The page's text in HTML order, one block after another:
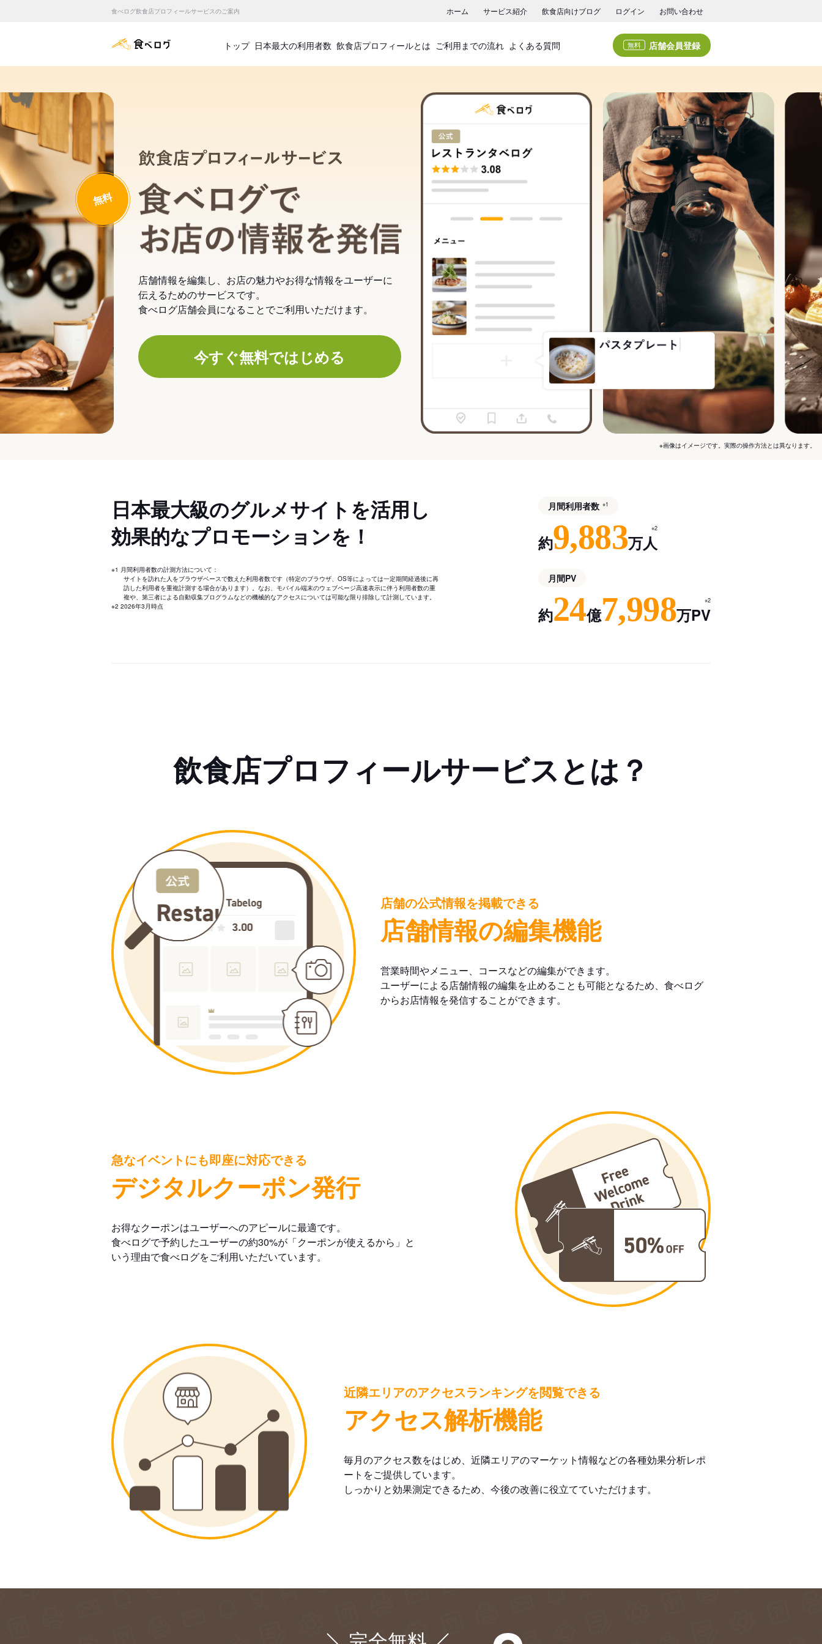
食べログ飲食店プロフィールサービスのご案内 ホーム サービス紹介 飲食店向けブログ ログイン お問い合わせ
食べログ店舗管理画面
トップ 日本最大の利用者数 飲食店プロフィールとは ご利用までの流れ よくある質問 無料 店舗会員登録
飲食店プロフィールサービス
食べログでお店の情報を発信
無料
店舗情報を編集し、お店の魅力やお得な情報をユーザーに
伝えるためのサービスです。
食べログ店舗会員になることでご利用いただけます。
今すぐ無料ではじめる
※画像はイメージです。実際の操作方法とは異なります。
日本最大級のグルメサイトを活用し
効果的なプロモーションを！
※1 月間利用者数の計測方法について：
サイトを訪れた人をブラウザベースで数えた利用者数です（特定のブラウザ、OS等によっては一定期間経過後に再
訪した利用者を重複計測する場合があります）。なお、モバイル端末のウェブページ高速表示に伴う利用者数の重
複や、第三者による自動収集プログラムなどの機械的なアクセスについては可能な限り排除して計測しています。
※2 2026年3月時点
月間利用者数 ※1
約9,883万人
※2
月間PV
約24億7,998万PV
※2
飲食店プロフィールサービスとは？
店舗の公式情報を掲載できる
店舗情報の編集機能
営業時間やメニュー、コースなどの編集ができます。
ユーザーによる店舗情報の編集を止めることも可能となるため、食べログ
からお店情報を発信することができます。
急なイベントにも即座に対応できる
デジタルクーポン発行
お得なクーポンはユーザーへのアピールに最適です。
食べログで予約したユーザーの約30%が「クーポンが使えるから」と
いう理由で食べログをご利用いただいています。
近隣エリアのアクセスランキングを閲覧できる
アクセス解析機能
毎月のアクセス数をはじめ、近隣エリアのマーケット情報などの各種効果分析レポ
ートをご提供しています。
しっかりと効果測定できるため、今後の改善に役立てていただけます。